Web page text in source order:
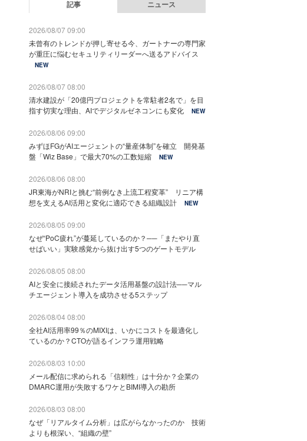
記事 ニュース
2026/08/07 09:00
未曾有のトレンドが押し寄せる今、ガートナーの専門家
が重圧に悩むセキュリティリーダーへ送るアドバイス
NEW
2026/08/07 08:00
清水建設が「20億円プロジェクトを常駐者2名で」を目
指す切実な理由、AIでデジタルゼネコンにも変化
NEW
2026/08/06 09:00
みずほFGがAIエージェントの“量産体制”を確立 開発基
盤「Wiz Base」で最大70%の工数短縮
NEW
2026/08/06 08:00
JR東海がNRIと挑む“前例なき上流工程変革” リニア構
想を支えるAI活用と変化に適応できる組織設計
NEW
2026/08/05 09:00
なぜ“PoC疲れ”が蔓延しているのか？──「またやり直
せばいい」実験感覚から抜け出す5つのゲートモデル
2026/08/05 08:00
AIと安全に接続されたデータ活用基盤の設計法──マル
チエージェント導入を成功させる5ステップ
2026/08/04 08:00
全社AI活用率99％のMIXIは、いかにコストを最適化し
ているのか？CTOが語るインフラ運用戦略
2026/08/03 10:00
メール配信に求められる「信頼性」は十分か？企業の
DMARC運用が失敗するワケとBIMI導入の勘所
2026/08/03 08:00
なぜ「リアルタイム分析」は広がらなかったのか 技術
よりも根深い、“組織の壁”